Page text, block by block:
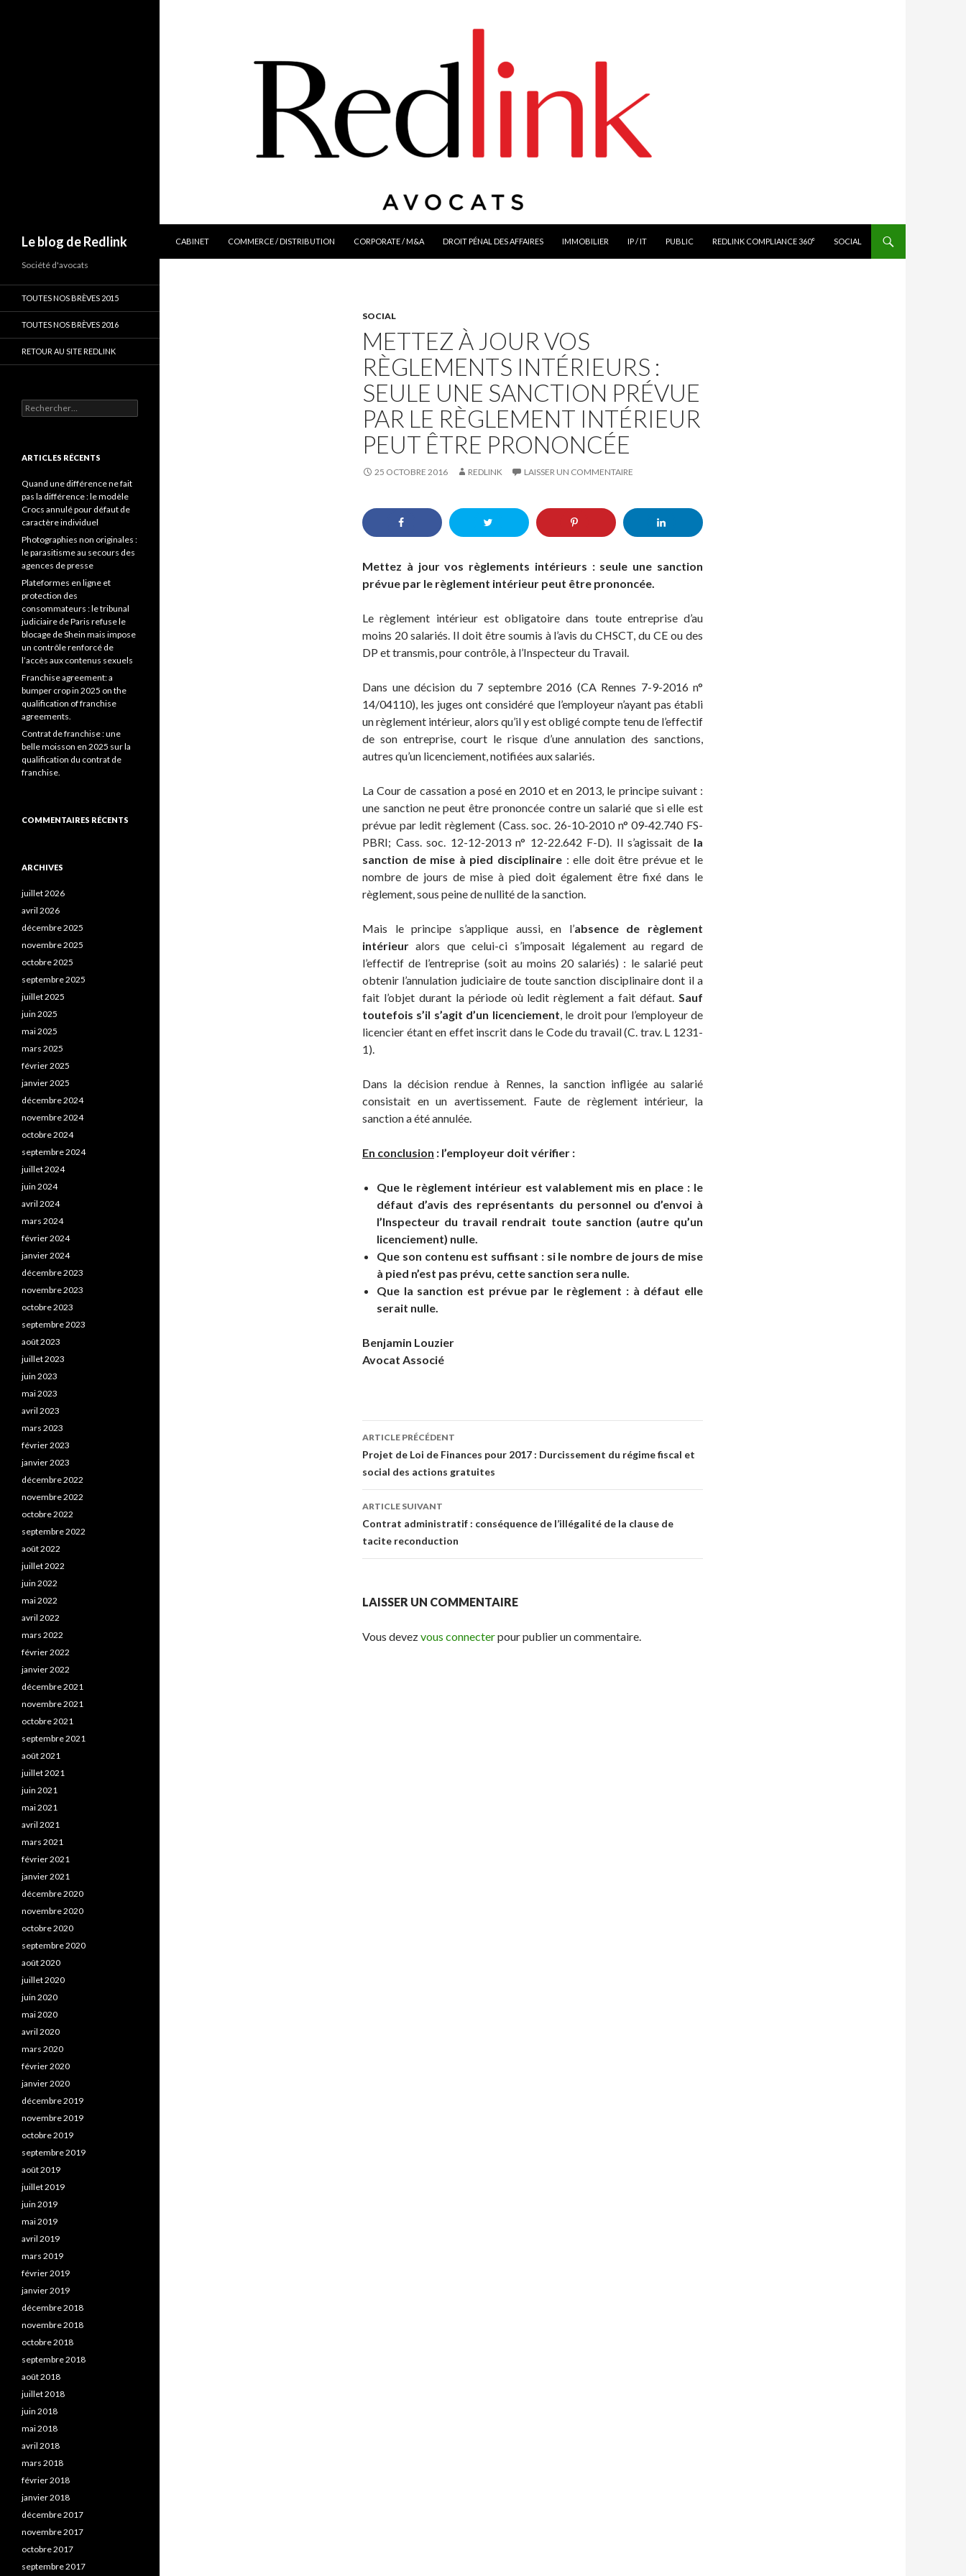
Le blog de Redlink
CABINET
COMMERCE / DISTRIBUTION CORPORATE / M&A DROIT PÉNAL DES AFFAIRES IMMOBILIER IP / IT PUBLIC REDLINK COMPLIANCE 360° SOCIAL
SOCIAL
METTEZ À JOUR VOS
RÈGLEMENTS INTÉRIEURS :
SEULE UNE SANCTION PRÉVUE
PAR LE RÈGLEMENT INTÉRIEUR
PEUT ÊTRE PRONONCÉE
25 OCTOBRE 2016 REDLINK LAISSER UN COMMENTAIRE
Mettez à jour vos règlements intérieurs : seule une sanction
prévue par le règlement intérieur peut être prononcée.
Le règlement intérieur est obligatoire dans toute entreprise d’au
moins 20 salariés. Il doit être soumis à l’avis du CHSCT, du CE ou des
DP et transmis, pour contrôle, à l’Inspecteur du Travail.
Dans une décision du 7 septembre 2016 (CA Rennes 7-9-2016 n°
14/04110), les juges ont considéré que l’employeur n’ayant pas établi
un règlement intérieur, alors qu’il y est obligé compte tenu de l’effectif
de son entreprise, court le risque d’une annulation des sanctions,
autres qu’un licenciement, notifiées aux salariés.
La Cour de cassation a posé en 2010 et en 2013, le principe suivant :
une sanction ne peut être prononcée contre un salarié que si elle est
prévue par ledit règlement (Cass. soc. 26-10-2010 n° 09-42.740 FS-
PBRI; Cass. soc. 12-12-2013 n° 12-22.642 F-D). Il s’agissait de la
sanction de mise à pied disciplinaire : elle doit être prévue et le
nombre de jours de mise à pied doit également être fixé dans le
règlement, sous peine de nullité de la sanction.
Mais le principe s’applique aussi, en l’absence de règlement
intérieur alors que celui-ci s’imposait légalement au regard de
l’effectif de l’entreprise (soit au moins 20 salariés) : le salarié peut
obtenir l’annulation judiciaire de toute sanction disciplinaire dont il a
fait l’objet durant la période où ledit règlement a fait défaut. Sauf
toutefois s’il s’agit d’un licenciement, le droit pour l’employeur de
licencier étant en effet inscrit dans le Code du travail (C. trav. L 1231-
1).
Dans la décision rendue à Rennes, la sanction infligée au salarié
consistait en un avertissement. Faute de règlement intérieur, la
sanction a été annulée.
En conclusion : l’employeur doit vérifier :
Que le règlement intérieur est valablement mis en place : le
défaut d’avis des représentants du personnel ou d’envoi à
l’Inspecteur du travail rendrait toute sanction (autre qu’un
licenciement) nulle.
Que son contenu est suffisant : si le nombre de jours de mise
à pied n’est pas prévu, cette sanction sera nulle.
Que la sanction est prévue par le règlement : à défaut elle
serait nulle.
Benjamin Louzier
Avocat Associé
Navigation
des
articles
ARTICLE PRÉCÉDENT
Projet de Loi de Finances pour 2017 : Durcissement du régime fiscal et
social des actions gratuites
ARTICLE SUIVANT
Contrat administratif : conséquence de l’illégalité de la clause de
tacite reconduction
LAISSER UN COMMENTAIRE
Vous devezvous connecterpour publier un commentaire.
Société d'avocats
TOUTES NOS BRÈVES 2015
TOUTES NOS BRÈVES 2016
RETOUR AU SITE REDLINK
Rechercher :
ARTICLES RÉCENTS
Quand une différence ne fait
pas la différence : le modèle
Crocs annulé pour défaut de
caractère individuel
Photographies non originales :
le parasitisme au secours des
agences de presse
Plateformes en ligne et
protection des
consommateurs : le tribunal
judiciaire de Paris refuse le
blocage de Shein mais impose
un contrôle renforcé de
l’accès aux contenus sexuels
Franchise agreement: a
bumper crop in 2025 on the
qualification of franchise
agreements.
Contrat de franchise : une
belle moisson en 2025 sur la
qualification du contrat de
franchise.
COMMENTAIRES RÉCENTS
ARCHIVES
juillet 2026
avril 2026
décembre 2025
novembre 2025
octobre 2025
septembre 2025
juillet 2025
juin 2025
mai 2025
mars 2025
février 2025
janvier 2025
décembre 2024
novembre 2024
octobre 2024
septembre 2024
juillet 2024
juin 2024
avril 2024
mars 2024
février 2024
janvier 2024
décembre 2023
novembre 2023
octobre 2023
septembre 2023
août 2023
juillet 2023
juin 2023
mai 2023
avril 2023
mars 2023
février 2023
janvier 2023
décembre 2022
novembre 2022
octobre 2022
septembre 2022
août 2022
juillet 2022
juin 2022
mai 2022
avril 2022
mars 2022
février 2022
janvier 2022
décembre 2021
novembre 2021
octobre 2021
septembre 2021
août 2021
juillet 2021
juin 2021
mai 2021
avril 2021
mars 2021
février 2021
janvier 2021
décembre 2020
novembre 2020
octobre 2020
septembre 2020
août 2020
juillet 2020
juin 2020
mai 2020
avril 2020
mars 2020
février 2020
janvier 2020
décembre 2019
novembre 2019
octobre 2019
septembre 2019
août 2019
juillet 2019
juin 2019
mai 2019
avril 2019
mars 2019
février 2019
janvier 2019
décembre 2018
novembre 2018
octobre 2018
septembre 2018
août 2018
juillet 2018
juin 2018
mai 2018
avril 2018
mars 2018
février 2018
janvier 2018
décembre 2017
novembre 2017
octobre 2017
septembre 2017